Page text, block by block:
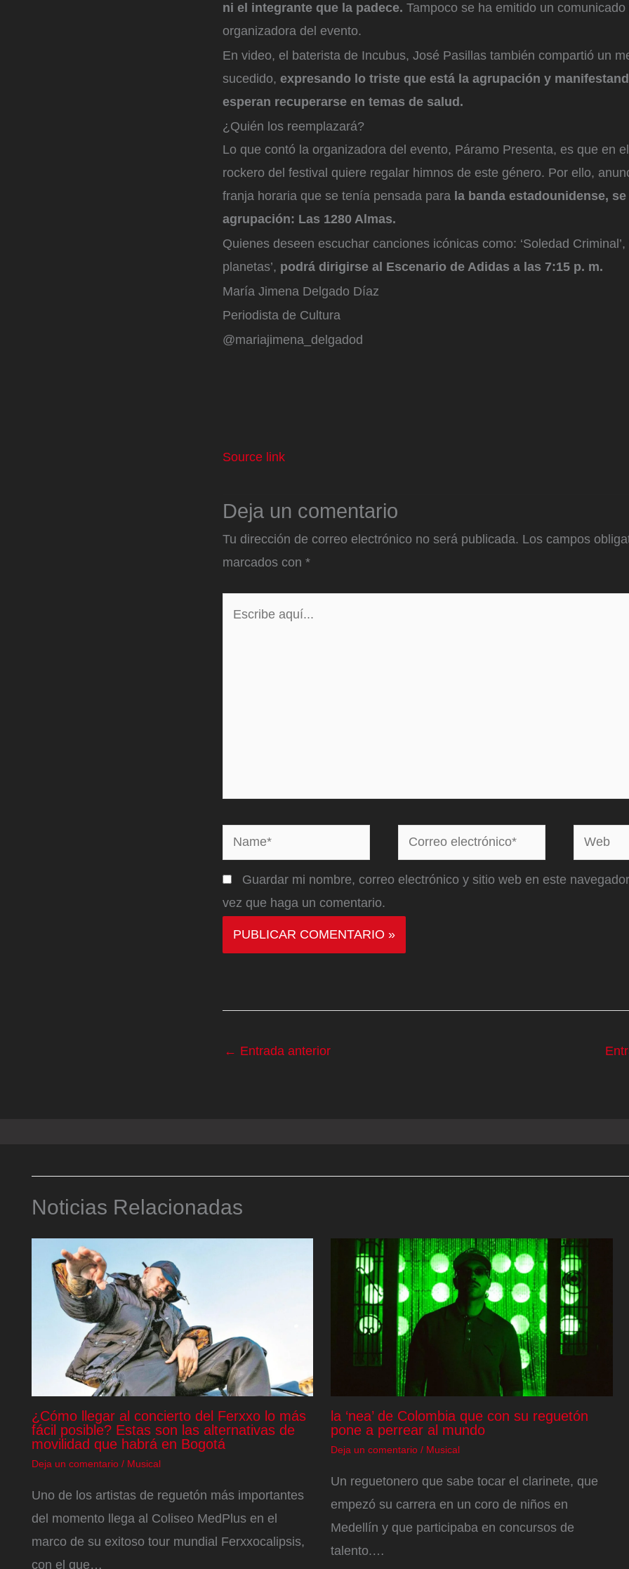
ni el integrante que la padece. Tampoco se ha emitido un
organizadora del evento.
En video, el baterista de Incubus, José Pasillas también compartió un
sucedido, expresando lo triste que está la agrupación y
esperan recuperarse en temas de salud.
¿Quién los reemplazará?
Lo que contó la organizadora del evento, Páramo Presenta, es que en
rockero del festival quiere regalar himnos de este género. Por ello,
franja horaria que se tenía pensada para la banda estadounidense,
agrupación: Las 1280 Almas.
Quienes deseen escuchar canciones icónicas como: ‘Soledad Criminal’,
planetas’, podrá dirigirse al Escenario de Adidas a las 7:15 p. m.
María Jimena Delgado Díaz
Periodista de Cultura
@mariajimena_delgadod
Source link
Deja un comentario
Tu dirección de correo electrónico no será publicada. Los campos
marcados con *
Name*
Correo
electrónico*
Web
Guardar mi nombre, correo electrónico y sitio web en este
vez que haga un comentario.
← Entrada anterior
Noticias Relacionadas
¿Cómo llegar al concierto del Ferxxo lo más
fácil posible? Estas son las alternativas de
movilidad que habrá en Bogotá
Deja un comentario / Musical
Uno de los artistas de reguetón más importantes
del momento llega al Coliseo MedPlus en el
marco de su exitoso tour mundial Ferxxocalipsis,
con el que…
la ‘nea’ de Colombia que con su reguetón
pone a perrear al mundo
Deja un comentario / Musical
Un reguetonero que sabe tocar el clarinete, que
empezó su carrera en un coro de niños en
Medellín y que participaba en concursos de
talento.…